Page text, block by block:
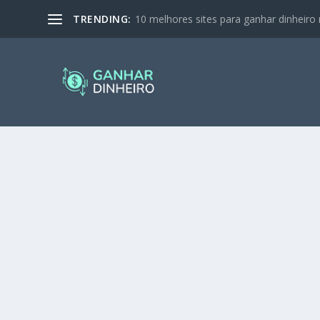
TRENDING: 10 melhores sites para ganhar dinheiro